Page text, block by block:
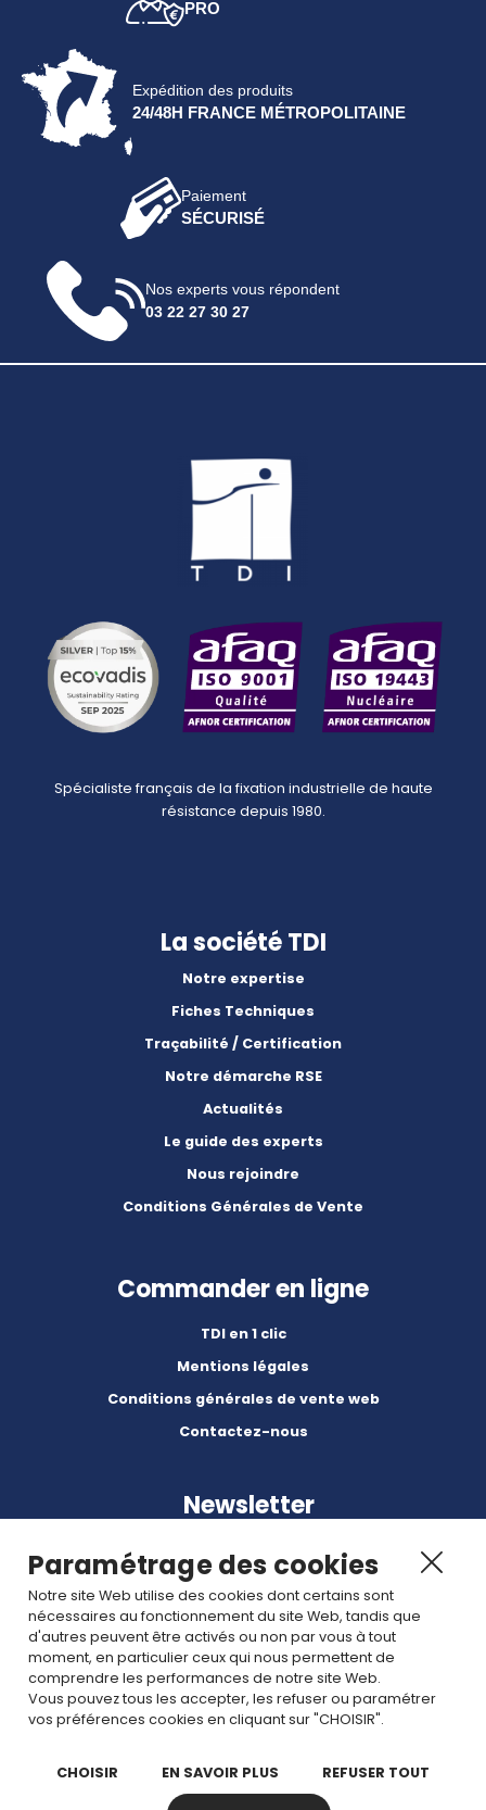
PRO
Expédition des produits
24/48H FRANCE MÉTROPOLITAINE
Paiement
SÉCURISÉ
Nos experts vous répondent
03 22 27 30 27
Spécialiste français de la fixation industrielle de haute
résistance depuis 1980.
La société TDI
Notre expertise
Fiches Techniques
Traçabilité / Certification
Notre démarche RSE
Actualités
Le guide des experts
Nous rejoindre
Conditions Générales de Vente
Commander en ligne
TDI en 1 clic
Mentions légales
Conditions générales de vente web
Contactez-nous
Newsletter
Abonnez-vous à nos dernières nouvelles et articles.
Rejoignez nous
Paramétrage des cookies
Notre site Web utilise des cookies dont certains sont
nécessaires au fonctionnement du site Web, tandis que
d'autres peuvent être activés ou non par vous à tout
moment, en particulier ceux qui nous permettent de
comprendre les performances de notre site Web.
Vous pouvez tous les accepter, les refuser ou paramétrer
vos préférences cookies en cliquant sur "CHOISIR".
CHOISIR EN SAVOIR PLUS REFUSER TOUT